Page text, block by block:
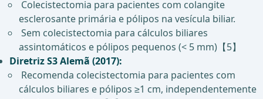
Colecistectomia para pacientes com colangite
esclerosante primária e pólipos na vesícula biliar.
Sem colecistectomia para cálculos biliares
assintomáticos e pólipos pequenos (< 5 mm)【5】
Diretriz S3 Alemã (2017):
Recomenda colecistectomia para pacientes com
cálculos biliares e pólipos ≥1 cm, independentemente